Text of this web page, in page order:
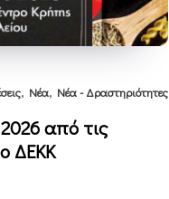
, Νέα, Νέα - Δραστηριότητες
από τις
ΔΕΚΚ